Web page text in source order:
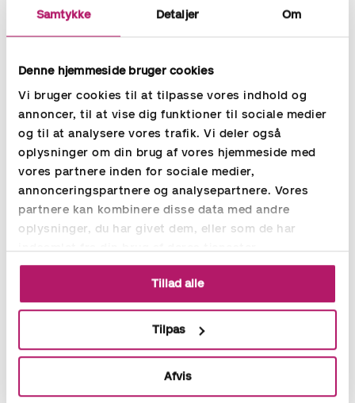
Samtykke Detaljer Om
Denne hjemmeside bruger cookies
Vi bruger cookies til at tilpasse vores indhold og
annoncer, til at vise dig funktioner til sociale medier
og til at analysere vores trafik. Vi deler også
oplysninger om din brug af vores hjemmeside med
vores partnere inden for sociale medier,
annonceringspartnere og analysepartnere. Vores
partnere kan kombinere disse data med andre
oplysninger, du har givet dem, eller som de har
indsamlet fra din brug af deres tjenester.
Tillad alle
Tilpas
Afvis
tæt på din forretning. Det er nemt at ringe ind og få råd og
vejledning. Eller aftale et fysisk møde, hvor vi gennemgår dine
tal.
Vores online løsning giver os en endnu bedre forståelse af din
forretning, fordi vi kan se de samme informationer som dig.
Vi har forskellige løsninger - til mindre virksomheder og større
virksomheder med lager. Fælles for vores outsourcing service
Bedre overblik over din økonomi/forretning
Sikkerhed for at der bliver taget hånd om din
En økonomisk besparelse